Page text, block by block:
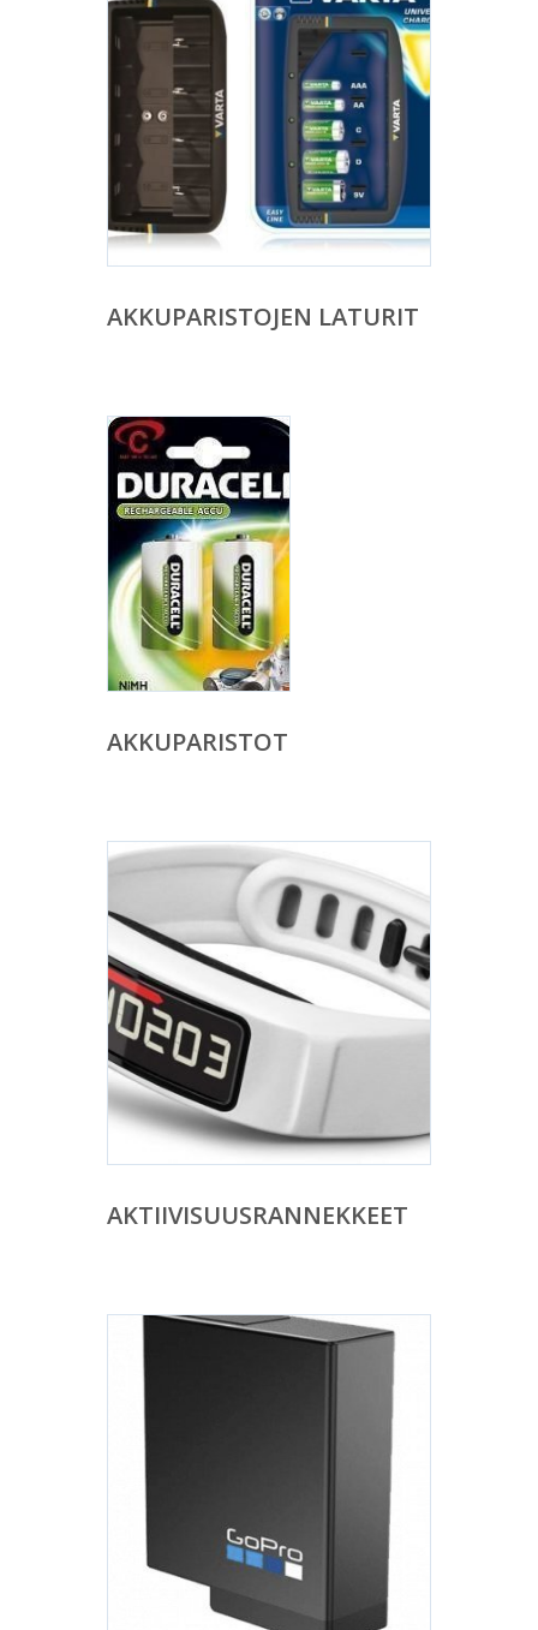
AKKUPARISTOJEN LATURIT
AKKUPARISTOT
AKTIIVISUUSRANNEKKEET